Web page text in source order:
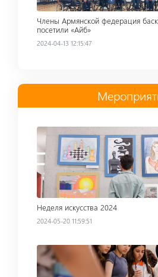
Члены Армянской федерация
посетили «Айб»
2024-04-13 12:15:47
Read more
Неделя искусства 2024
2024-05-20 11:59:51
Read more